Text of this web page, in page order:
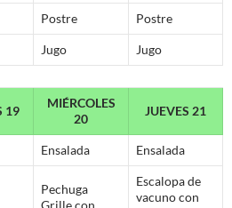
Postre Postre
Jugo Jugo
19
MIÉRCOLES
20
JUEVES 21
Ensalada Ensalada
Pechuga
Grille con
Escalopa de
vacuno con